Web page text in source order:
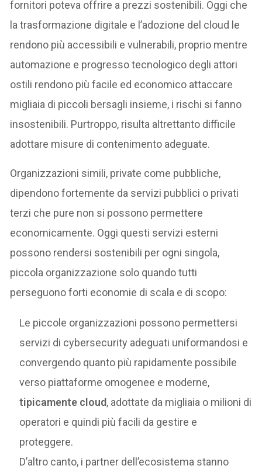
fornitori poteva offrire a prezzi sostenibili. Oggi che
la trasformazione digitale e l’adozione del cloud le
rendono più accessibili e vulnerabili, proprio mentre
automazione e progresso tecnologico degli attori
ostili rendono più facile ed economico attaccare
migliaia di piccoli bersagli insieme, i rischi si fanno
insostenibili. Purtroppo, risulta altrettanto difficile
adottare misure di contenimento adeguate.
Organizzazioni simili, private come pubbliche,
dipendono fortemente da servizi pubblici o privati
terzi che pure non si possono permettere
economicamente. Oggi questi servizi esterni
possono rendersi sostenibili per ogni singola,
piccola organizzazione solo quando tutti
perseguono forti economie di scala e di scopo:
Le piccole organizzazioni possono permettersi
servizi di cybersecurity adeguati uniformandosi e
convergendo quanto più rapidamente possibile
verso piattaforme omogenee e moderne,
tipicamente cloud, adottate da migliaia o milioni di
operatori e quindi più facili da gestire e
proteggere.
D’altro canto, i partner dell’ecosistema stanno